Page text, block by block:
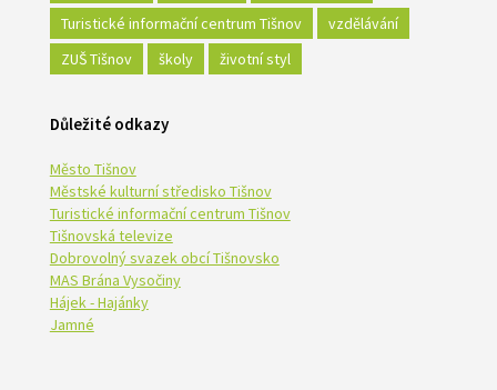
Turistické informační centrum Tišnov
vzdělávání
ZUŠ Tišnov
školy životní styl
Důležité odkazy
Město Tišnov
Městské kulturní středisko Tišnov
Turistické informační centrum Tišnov
Tišnovská televize
Dobrovolný svazek obcí Tišnovsko
MAS Brána Vysočiny
Hájek - Hajánky
Jamné